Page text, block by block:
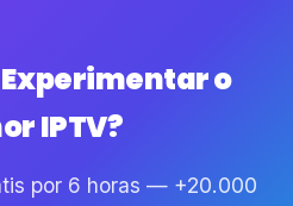
o
IPTV?
por 6 horas — +20.000